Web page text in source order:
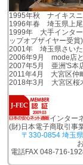
1995年秋 ナイキスニ
1996年春 埼玉県上尾
1999年 大手インター
ップオブザイヤー受賞)
2001年 埼玉県さいた
2006年9月 mode店
2007年5月 亜洲'S本
2011年4月 大宮区仲
2018年3月 大宮区桜
インター
(財)日本電子商取引事
〒330-0854 埼玉
電話FAX 048-716-